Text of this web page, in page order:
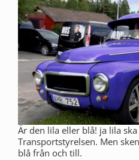
Är den lila eller blå! ja lila
Transportstyrelsen. Men
blå från och till.